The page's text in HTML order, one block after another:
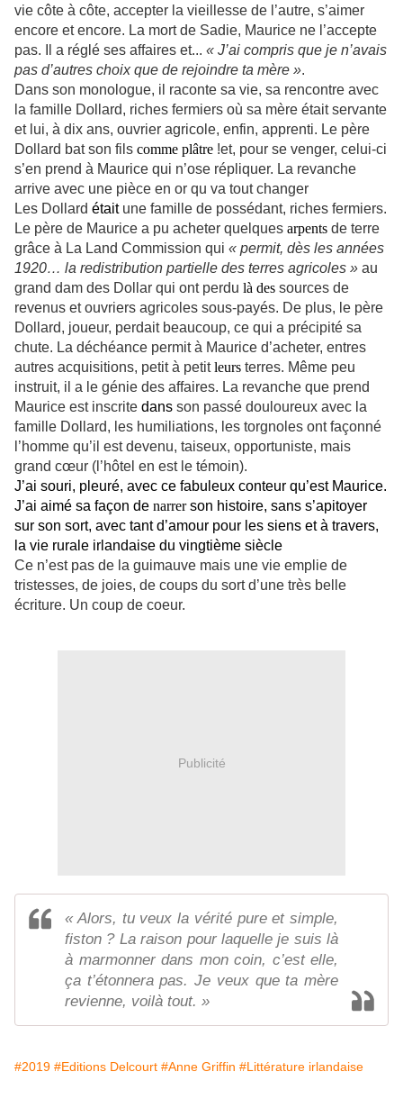
vie côte à côte, accepter la vieillesse de l’autre, s’aimer
encore et encore. La mort de Sadie, Maurice ne l’accepte
pas. Il a réglé ses affaires et... « J’ai compris que je n’avais
pas d’autres choix que de rejoindre ta mère ».
Dans son monologue, il raconte sa vie, sa rencontre avec
la famille Dollard, riches fermiers où sa mère était servante
et lui, à dix ans, ouvrier agricole, enfin, apprenti. Le père
Dollard bat son fils comme plâtre !et, pour se venger, celui-ci
s’en prend à Maurice qui n’ose répliquer. La revanche
arrive avec une pièce en or qu va tout changer
Les Dollard était une famille de possédant, riches fermiers.
Le père de Maurice a pu acheter quelques arpents de terre
grâce à La Land Commission qui « permit, dès les années
1920… la redistribution partielle des terres agricoles » au
grand dam des Dollar qui ont perdu là des sources de
revenus et ouvriers agricoles sous-payés. De plus, le père
Dollard, joueur, perdait beaucoup, ce qui a précipité sa
chute. La déchéance permit à Maurice d’acheter, entres
autres acquisitions, petit à petitleurs terres. Même peu
instruit, il a le génie des affaires. La revanche que prend
Maurice est inscrite dans son passé douloureux avec la
famille Dollard, les humiliations, les torgnoles ont façonné
l’homme qu’il est devenu, taiseux, opportuniste, mais
grand cœur (l’hôtel en est le témoin).
J’ai souri, pleuré, avec ce fabuleux conteur qu’est Maurice.
J’ai aimé sa façon de narrerson histoire, sans s’apitoyer
sur son sort, avec tant d’amour pour les siens et à travers,
la vie rurale irlandaise du vingtième siècle
Ce n’est pas de la guimauve mais une vie emplie de
tristesses, de joies, de coups du sort d’une très belle
écriture. Un coup de coeur.
Publicité
« Alors, tu veux la vérité pure et simple,
fiston ? La raison pour laquelle je suis là
à marmonner dans mon coin, c’est elle,
ça t’étonnera pas. Je veux que ta mère
revienne, voilà tout. »
#2019 #Editions Delcourt #Anne Griffin #Littérature irlandaise